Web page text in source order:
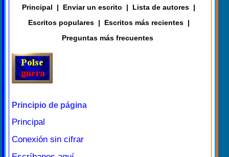
Principal | Enviar un escrito | Lista de autores |
Escritos populares | Escritos más recientes |
Preguntas más frecuentes
Principio de página
Principal
Conexión sin cifrar